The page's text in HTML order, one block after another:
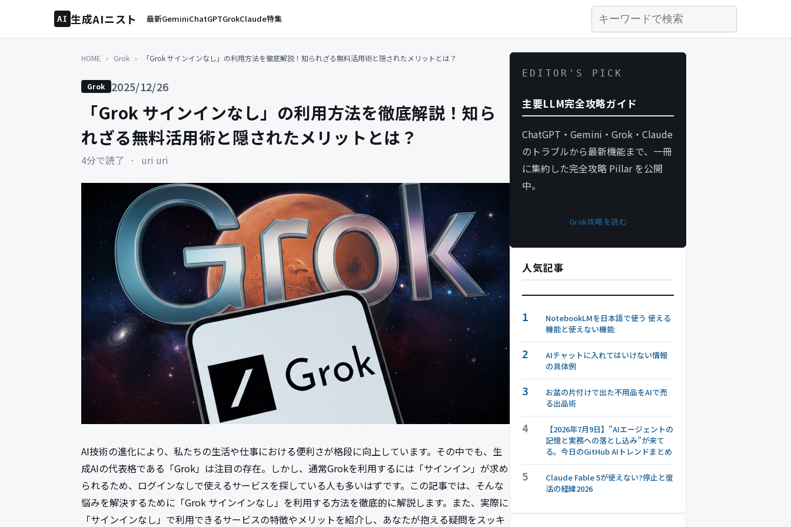
AI 生成AIニスト 最新GeminiChatGPTGrokClaude特集
HOME › Grok › 「Grok サインインなし」の利用方法を徹底解説！知られざる無料活用術と隠されたメリットとは？
Grok 2025/12/26
「Grok サインインなし」の利用方法を徹底解説！知ら
れざる無料活用術と隠されたメリットとは？
4分で読了 · uri uri
AI技術の進化により、私たちの生活や仕事における便利さが格段に向上しています。その中でも、生
成AIの代表格である「Grok」は注目の存在。しかし、通常Grokを利用するには「サインイン」が求め
られるため、ログインなしで使えるサービスを探している人も多いはずです。この記事では、そんな
悩みを解決するために「Grok サインインなし」を利用する方法を徹底的に解説します。また、実際に
「サインインなし」で利用できるサービスの特徴やメリットを紹介し、あなたが抱える疑問をスッキ
EDITOR'S PICK
主要LLM完全攻略ガイド
ChatGPT・Gemini・Grok・Claude
のトラブルから最新機能まで、一冊
に集約した完全攻略 Pillar を公開
中。
Grok攻略を読む
人気記事
1
NotebookLMを日本語で使う 使える
機能と使えない機能
2
AIチャットに入れてはいけない情報
の具体例
3
お盆の片付けで出た不用品をAIで売
る出品術
4
【2026年7月9日】”AIエージェントの
記憶と実務への落とし込み”が来て
る。今日のGitHub AIトレンドまとめ
5
Claude Fable 5が使えない?停止と復
活の経緯2026